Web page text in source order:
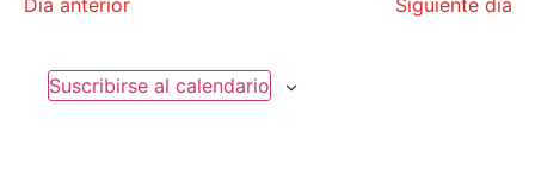
Día anterior Siguiente día
Suscribirse al calendario